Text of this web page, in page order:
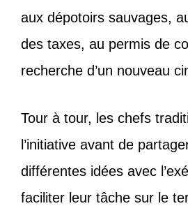
aux dépotoirs sauvages,
des taxes, au permis de
recherche d’un nouveau
Tour à tour, les chefs
l’initiative avant de
différentes idées avec
faciliter leur tâche sur le